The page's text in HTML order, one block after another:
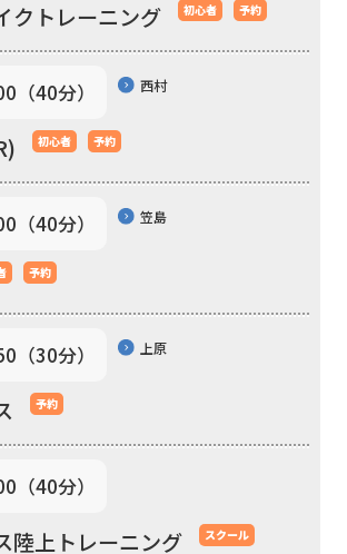
クトレーニング 初心者 予約
（40分） 西村
初心者 予約
（40分） 笠島
予約
（30分） 上原
予約
（40分）
陸上トレーニング スクール
(start
translation)
to
return
to
page.
However,
automatic